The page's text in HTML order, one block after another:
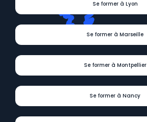
Se former à Lyon
Se former à Marseille
Se former à Montpellier
Se former à Nancy